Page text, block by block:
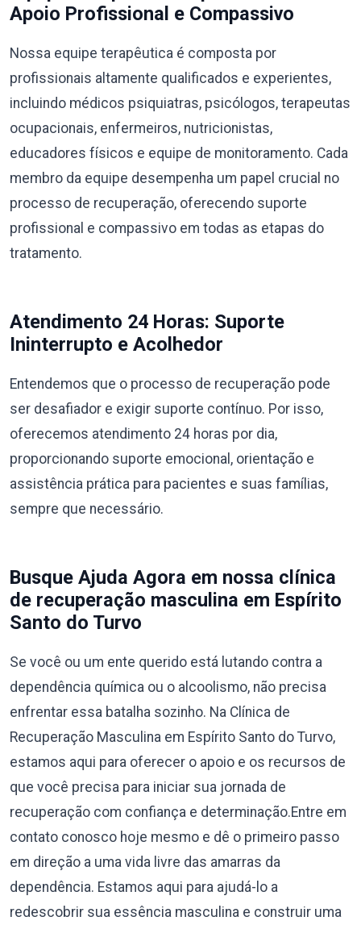
Apoio Profissional e Compassivo
Nossa equipe terapêutica é composta por
profissionais altamente qualificados e experientes,
incluindo médicos psiquiatras, psicólogos, terapeutas
ocupacionais, enfermeiros, nutricionistas,
educadores físicos e equipe de monitoramento. Cada
membro da equipe desempenha um papel crucial no
processo de recuperação, oferecendo suporte
profissional e compassivo em todas as etapas do
tratamento.
Atendimento 24 Horas: Suporte
Ininterrupto e Acolhedor
Entendemos que o processo de recuperação pode
ser desafiador e exigir suporte contínuo. Por isso,
oferecemos atendimento 24 horas por dia,
proporcionando suporte emocional, orientação e
assistência prática para pacientes e suas famílias,
sempre que necessário.
Busque Ajuda Agora em nossa clínica
de recuperação masculina em Espírito
Santo do Turvo
Se você ou um ente querido está lutando contra a
dependência química ou o alcoolismo, não precisa
enfrentar essa batalha sozinho. Na Clínica de
Recuperação Masculina em Espírito Santo do Turvo,
estamos aqui para oferecer o apoio e os recursos de
que você precisa para iniciar sua jornada de
recuperação com confiança e determinação.Entre em
contato conosco hoje mesmo e dê o primeiro passo
em direção a uma vida livre das amarras da
dependência. Estamos aqui para ajudá-lo a
redescobrir sua essência masculina e construir uma